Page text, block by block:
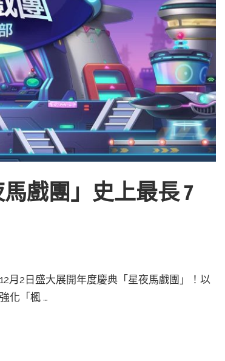
戲團」史上最長 7
月2日盛大展開年度慶典「星夜馬戲團」！以
化「楓 …